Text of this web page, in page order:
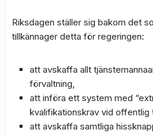
Riksdagen ställer sig bakom det
tillkännager detta för regeringen:
att avskaffa allt
förvaltning,
att införa ett system med
kvalifikationskrav vid offentlig
att avskaffa samtliga